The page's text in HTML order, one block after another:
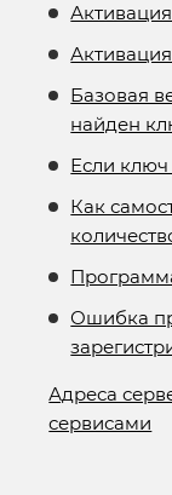
Базовая
найден
Если
Как
Ошибка
Адреса
сервисами